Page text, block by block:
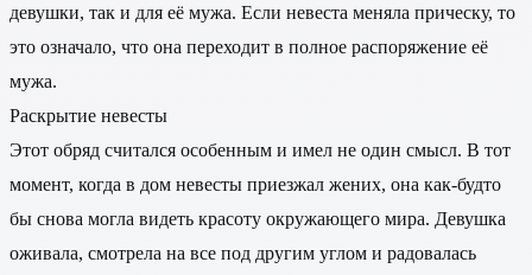
девушки, так и для её мужа. Если невеста меняла прическу, то
это означало, что она переходит в полное распоряжение её
мужа.
Раскрытие невесты
Этот обряд считался особенным и имел не один смысл. В тот
момент, когда в дом невесты приезжал жених, она как-будто
бы снова могла видеть красоту окружающего мира. Девушка
оживала, смотрела на все под другим углом и радовалась